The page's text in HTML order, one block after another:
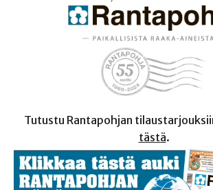
Tutustu Rantapohjan
tästä.